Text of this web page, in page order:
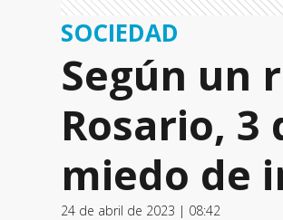
SOCIEDAD
Según un
Rosario, 3
miedo de
24 de abril de 2023 | 08:42